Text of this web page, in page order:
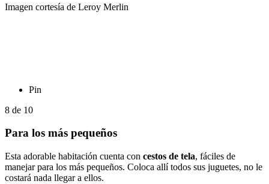
Imagen cortesía de Leroy Merlin
Pin
8 de 10
Para los más pequeños
Esta adorable habitación cuenta con cestos de tela, fáciles de
manejar para los más pequeños. Coloca allí todos sus juguetes, no le
costará nada llegar a ellos.